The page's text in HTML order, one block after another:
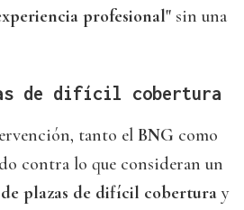
profesional" sin una
de difícil cobertura
tanto el BNG como
contra lo que consideran un
plazas de difícil cobertura y